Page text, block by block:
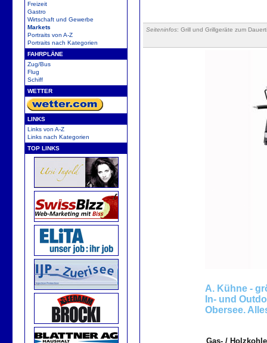
Freizeit
Gastro
Wirtschaft und Gewerbe
Markets
Portraits von A-Z
Portraits nach Kategorien
FAHRPLÄNE
Zug/Bus
Flug
Schiff
WETTER
LINKS
Links von A-Z
Links nach Kategorien
TOP LINKS
Seiteninfos: Grill und Grillgeräte zum
A. Kühne -
In- und
Obersee.
Gas- /